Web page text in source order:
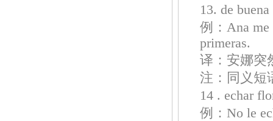
13. de
例：Ana me
primeras.
译：安娜突
注：同义短
14 . echar
例：No le